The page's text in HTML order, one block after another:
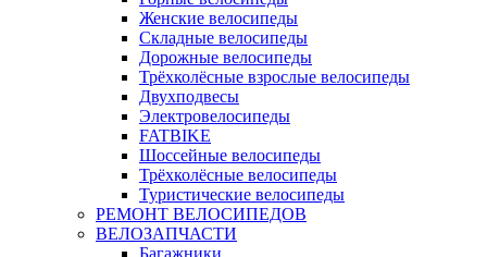
Женские велосипеды
Складные велосипеды
Дорожные велосипеды
Трёхколёсные взрослые велосипеды
Двухподвесы
Электровелосипеды
FATBIKE
Шоссейные велосипеды
Трёхколёсные велосипеды
Туристические велосипеды
РЕМОНТ ВЕЛОСИПЕДОВ
ВЕЛОЗАПЧАСТИ
Багажники